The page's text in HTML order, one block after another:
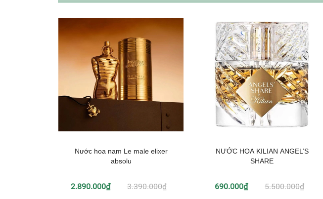
Nước hoa nam Le male elixer
absolu
2.890.000₫ 3.390.000₫
NƯỚC HOA KILIAN ANGEL’S
SHARE
690.000₫ 5.500.000₫